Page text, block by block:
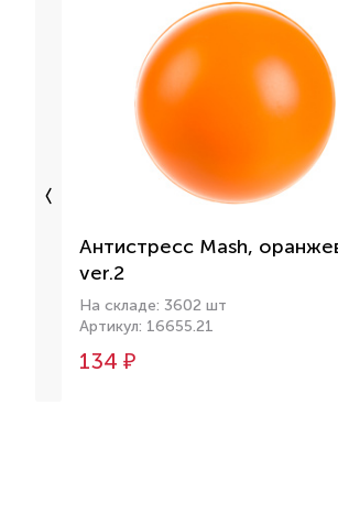
Антистресс Mash,
ver.2
На складе: 3602 шт
Артикул: 16655.21
134 ₽